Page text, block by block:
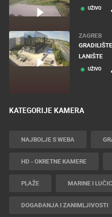
UŽIVO
ZAGREB
LANIŠTE
UŽIVO
KATEGORIJE KAMERA
NAJBOLJE S WEBA
HD - OKRETNE KAMERE
PLAŽE MARINE I
DOGAĐANJA I ZANIMLJIVOSTI